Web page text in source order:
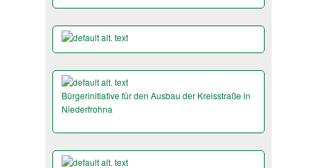
Bürgerinitiative für den Ausbau der Kreisstraße in
Niederfrohna